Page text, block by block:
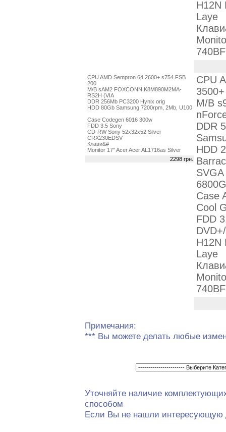
H12N
Laye
CPU AMD Sempron 64 2600+ s754 FSB
200
M/B sAM2 FOXCONN K8M890M2MA-
RS2H (VIA
DDR 256Mb PC3200 Hynix orig
HDD 80Gb Samsung 7200rpm, 2Mb, U100
Case Codegen 6016 300w
FDD 3.5 Sony
CD-RW Sony 52x32x52 Silver
CRX230EDSV
Клави&#
Monitor 17" Acer Acer AL1716as Silver
2298 грн.
CPU
M/B
DDR
HDD
Case
Cool
FDD
H12N
Laye
Примечания:
*** Вы можете делать любые
Уточняйте наличие
способом
Если Вы не нашли интересующую